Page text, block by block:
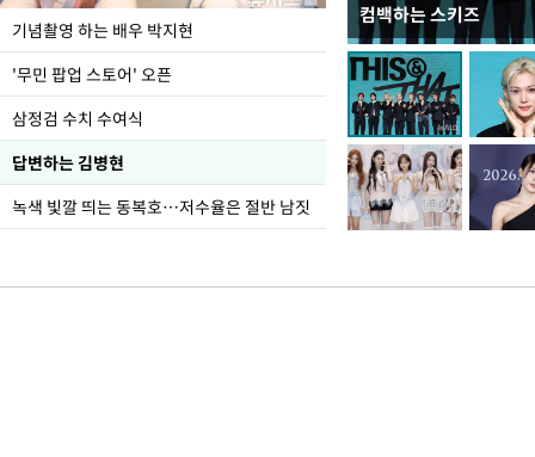
기념촬영 하는 배우 박지현
'무민 팝업 스토어' 오픈
삼정검 수치 수여식
답변하는 김병현
녹색 빛깔 띄는 동복호…저수율은 절반 남짓
컴백하는 스키즈
이 대통령, 국가폭력
가 책임지고 치유"